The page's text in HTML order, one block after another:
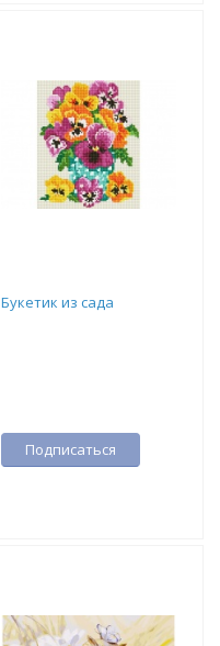
Букетик из сада
Подписаться